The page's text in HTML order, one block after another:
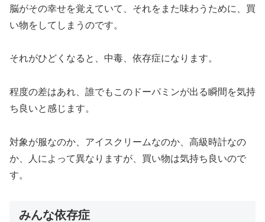
脳がその幸せを覚えていて、それをまた味わうために、買
い物をしてしまうのです。
それがひどくなると、中毒、依存症になります。
程度の差はあれ、誰でもこのドーパミンが出る瞬間を気持
ち良いと感じます。
対象が服なのか、アイスクリームなのか、高級時計なの
か、人によって異なりますが、買い物は気持ち良いので
す。
みんな依存症